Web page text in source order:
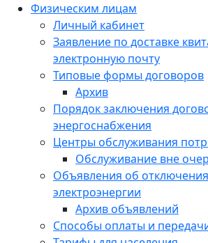
Физическим лицам
Личный кабинет
Заявление по доставке
электронную почту
Типовые формы договоров
Архив
Порядок заключения
энергоснабжения
Центры обслуживания
Обслуживание вне
Объявления об
электроэнергии
Архив объявлений
Способы оплаты и